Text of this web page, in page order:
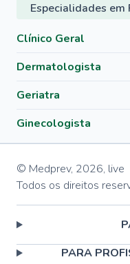
Especialidades
Clínico Geral
Dermatologista
Geriatra
Ginecologista
© Medprev, 2026, live
Todos os direitos
PARA